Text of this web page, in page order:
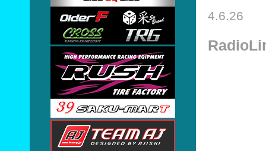
4.6.26